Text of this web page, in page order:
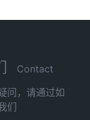
Contact
问，请通过如
们